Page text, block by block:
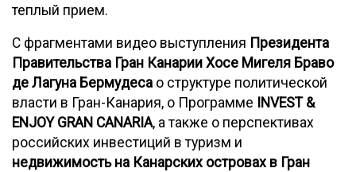
теплый прием.
С фрагментами видео выступления Президента
Правительства Гран Канарии Хосе Мигеля Браво
де Лагуна Бермудеса о структуре политической
власти в Гран-Канария, о Программе
INVEST &
ENJOY GRAN CANARIA, а также о перспективах
российских инвестиций в туризм и
недвижимость на Канарских островах в Гран